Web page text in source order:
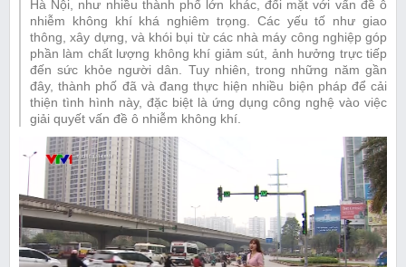
Hà Nội, như nhiều thành phố lớn khác, đối mặt với vấn đề ô
nhiễm không khí khá nghiêm trọng. Các yếu tố như giao
thông, xây dựng, và khói bụi từ các nhà máy công nghiệp góp
phần làm chất lượng không khí giảm sút, ảnh hưởng trực tiếp
đến sức khỏe người dân. Tuy nhiên, trong những năm gần
đây, thành phố đã và đang thực hiện nhiều biện pháp để cải
thiện tình hình này, đặc biệt là ứng dụng công nghệ vào việc
giải quyết vấn đề ô nhiễm không khí.